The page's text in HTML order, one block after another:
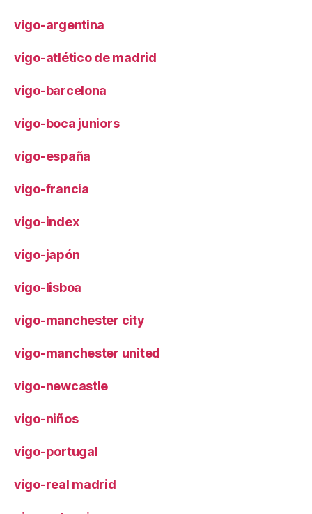
vigo-argentina
vigo-atlético de madrid
vigo-barcelona
vigo-boca juniors
vigo-españa
vigo-francia
vigo-index
vigo-japón
vigo-lisboa
vigo-manchester city
vigo-manchester united
vigo-newcastle
vigo-niños
vigo-portugal
vigo-real madrid